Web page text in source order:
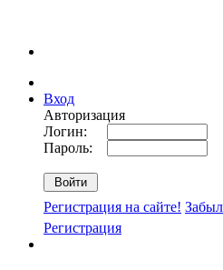
Вход
Авторизация
Логин:
Пароль:
Регистрация на сайте!
Регистрация